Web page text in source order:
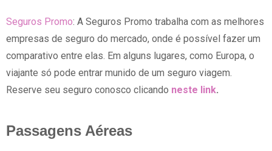
Seguros Promo: A Seguros Promo trabalha com as melhores
empresas de seguro do mercado, onde é possível fazer um
comparativo entre elas. Em alguns lugares, como Europa, o
viajante só pode entrar munido de um seguro viagem.
Reserve seu seguro conosco clicando neste link.
Passagens Aéreas